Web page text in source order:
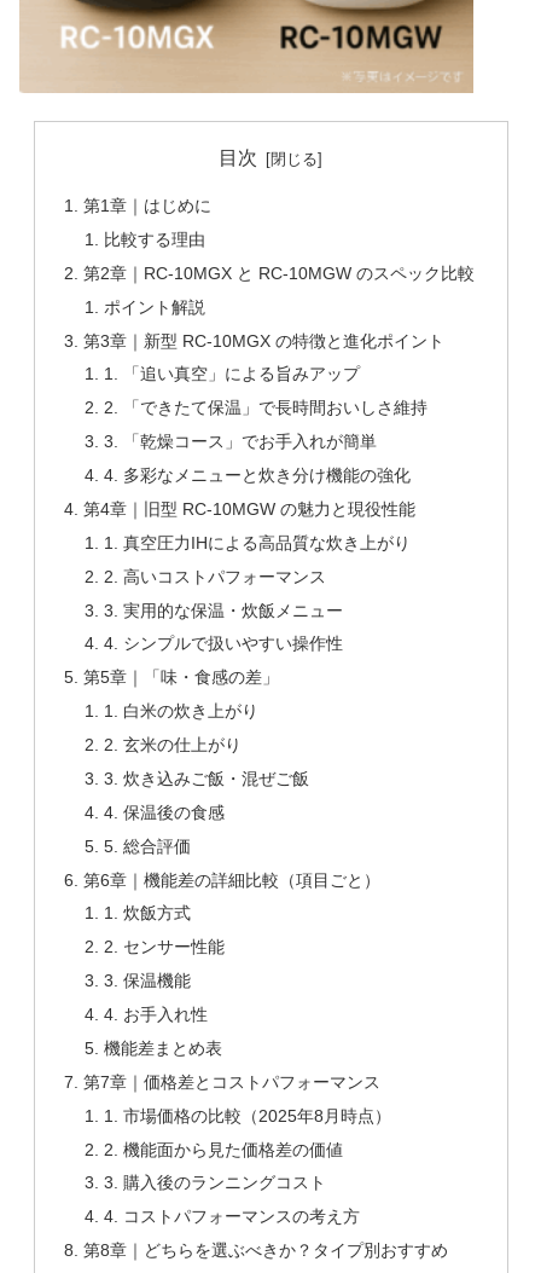
目次
第1章｜はじめに
比較する理由
第2章｜RC-10MGX と RC-10MGW のスペック比較
ポイント解説
第3章｜新型 RC-10MGX の特徴と進化ポイント
1. 「追い真空」による旨みアップ
2. 「できたて保温」で長時間おいしさ維持
3. 「乾燥コース」でお手入れが簡単
4. 多彩なメニューと炊き分け機能の強化
第4章｜旧型 RC-10MGW の魅力と現役性能
1. 真空圧力IHによる高品質な炊き上がり
2. 高いコストパフォーマンス
3. 実用的な保温・炊飯メニュー
4. シンプルで扱いやすい操作性
第5章｜「味・食感の差」
1. 白米の炊き上がり
2. 玄米の仕上がり
3. 炊き込みご飯・混ぜご飯
4. 保温後の食感
5. 総合評価
第6章｜機能差の詳細比較（項目ごと）
1. 炊飯方式
2. センサー性能
3. 保温機能
4. お手入れ性
機能差まとめ表
第7章｜価格差とコストパフォーマンス
1. 市場価格の比較（2025年8月時点）
2. 機能面から見た価格差の価値
3. 購入後のランニングコスト
4. コストパフォーマンスの考え方
第8章｜どちらを選ぶべきか？タイプ別おすすめ